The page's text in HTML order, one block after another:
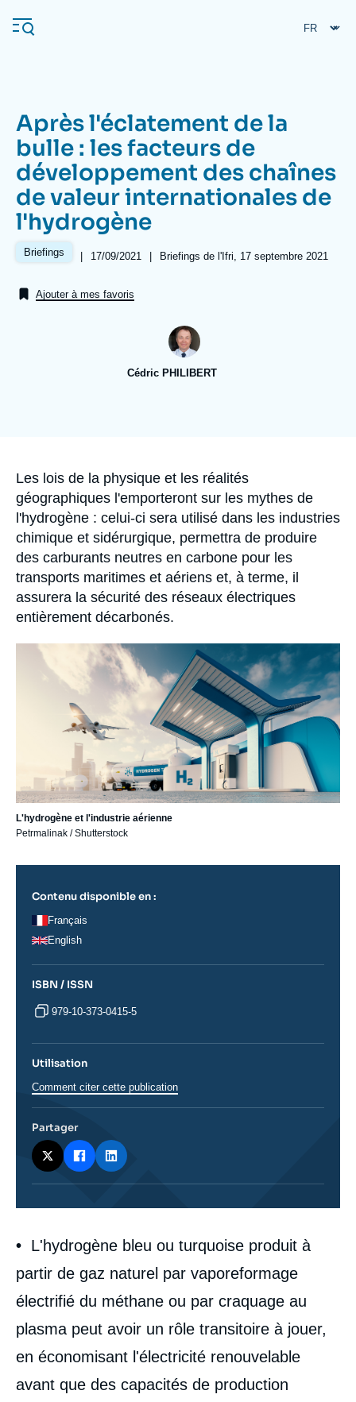
au
contenu
Navigation
principale
L'Ifri
Analyses
Se connecter
À propos de l'Ifri Recherches fréquentes
Après l'éclatement de la
bulle : les facteurs de
développement des chaînes
de valeur internationales de
l'hydrogène
Briefings |
Date
publication
17/09/2021 | Références
Briefings de l'Ifri, 17 septembre 2021
Ajouter à mes favoris
Cédric PHILIBERT
Accroche
Les lois de la physique et les réalités
géographiques l'emporteront sur les mythes de
l'hydrogène : celui-ci sera utilisé dans les industries
chimique et sidérurgique, permettra de produire
des carburants neutres en carbone pour les
transports maritimes et aériens et, à terme, il
assurera la sécurité des réseaux électriques
entièrement décarbonés.
Image
principale
L'hydrogène et l'industrie aérienne
Petrmalinak / Shutterstock
Corps
analyses
• L'hydrogène bleu ou turquoise produit à
partir de gaz naturel par vaporeformage
électrifié du méthane ou par craquage au
plasma peut avoir un rôle transitoire à jouer,
en économisant l'électricité renouvelable
avant que des capacités de production
Contenu disponible en :
Français
English
ISBN / ISSN
979-10-373-0415-5
Utilisation
Comment citer cette publication
Partager